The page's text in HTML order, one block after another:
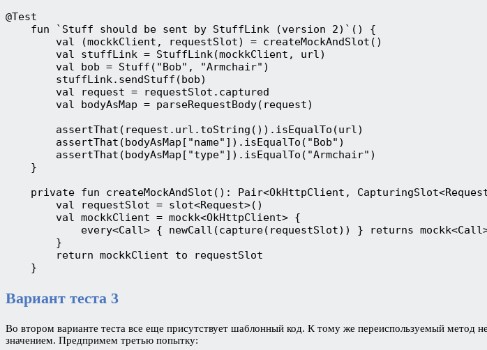
@Test
    fun `Stuff should be sent by StuffLink (version 2)`() {
        val (mockkClient, requestSlot) = createMockAndSlot()
        val stuffLink = StuffLink(mockkClient, url)
        val bob = Stuff("Bob", "Armchair")
        stuffLink.sendStuff(bob)
        val request = requestSlot.captured
        val bodyAsMap = parseRequestBody(request)
        assertThat(request.url.toString()).isEqualTo(url)
        assertThat(bodyAsMap["name"]).isEqualTo("Bob")
        assertThat(bodyAsMap["type"]).isEqualTo("Armchair")
    }
private fun createMockAndSlot(): Pair<OkHttpClient,
        val requestSlot = slot<Request>()
        val mockkClient = mockk<OkHttpClient> {
every<Call> { newCall(capture(requestSlot)) } returns
        }
        return mockkClient to requestSlot
    }
Вариант теста 3
Во втором варианте теста все еще присутствует шаблонный код. К тому же переиспользуемый
значением. Предпримем третью попытку: